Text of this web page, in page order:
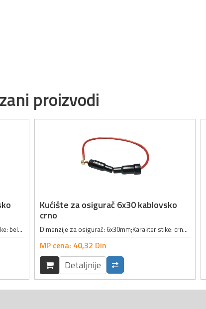
proizvodi
Dimenzije za osigurač: 6x30mm; Karakteristike: bele boje, bajonetnog oblika, za kabel;
Kućište za osigurač 6x30 kablovsko
crno
Dimenzije za osigurač: 6x30mm;Karakteristike: crne boje,može se zavrtati, za kabel;
MP cena: 40,32 Din
Detaljnije